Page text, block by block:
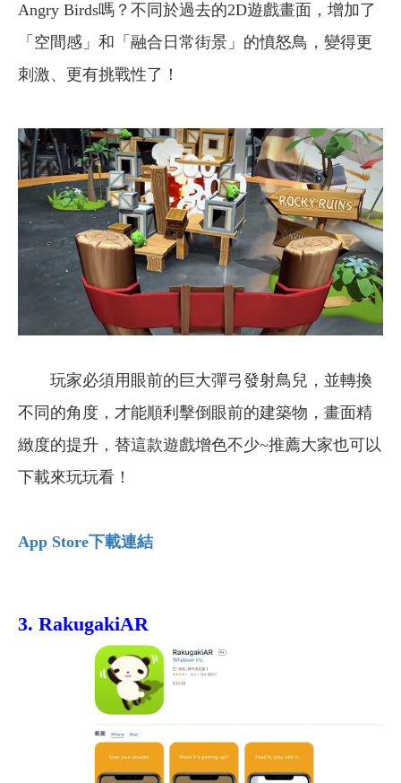
Angry Birds嗎？不同於過去的2D遊戲畫面，增加了
「空間感」和「融合日常街景」的憤怒鳥，變得更
刺激、更有挑戰性了！
玩家必須用眼前的巨大彈弓發射鳥兒，並轉換
不同的角度，才能順利擊倒眼前的建築物，畫面精
緻度的提升，替這款遊戲增色不少~推薦大家也可以
下載來玩玩看！
App Store下載連結
3. RakugakiAR